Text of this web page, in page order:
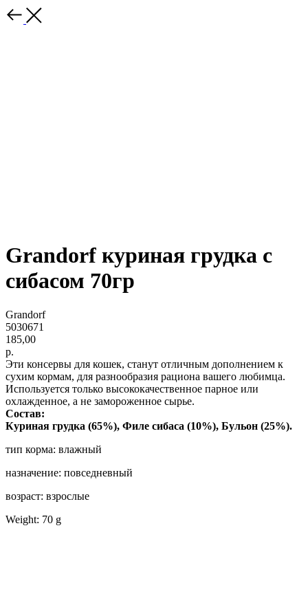
Grandorf куриная грудка с
сибасом 70гр
Grandorf
5030671
185,00
р.
Эти консервы для кошек, станут отличным дополнением к
сухим кормам, для разнообразия рациона вашего любимца.
Используется только высококачественное парное или
охлажденное, а не замороженное сырье.
Состав:
Куриная грудка (65%), Филе сибаса (10%), Бульон (25%).
тип корма: влажный
назначение: повседневный
возраст: взрослые
Weight: 70 g